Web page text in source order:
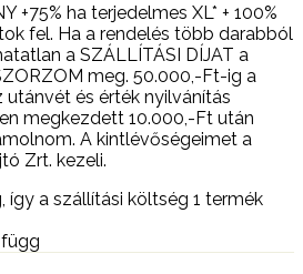
+75% ha terjedelmes XL* + 100%
fel. Ha a rendelés több darabból
a SZÁLLÍTÁSI DÍJAT a
meg. 50.000,-Ft-ig a
és érték nyilvánítás
megkezdett 10.000,-Ft után
A kintlévőségeimet a
Zrt. kezeli.
, így a szállítási költség 1 termék